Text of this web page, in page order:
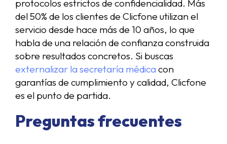
protocolos estrictos de confidencialidad. Más
del 50% de los clientes de Clicfone utilizan el
servicio desde hace más de 10 años, lo que
habla de una relación de confianza construida
sobre resultados concretos. Si buscas
externalizar la secretaría médica con
garantías de cumplimiento y calidad, Clicfone
es el punto de partida.
Preguntas frecuentes